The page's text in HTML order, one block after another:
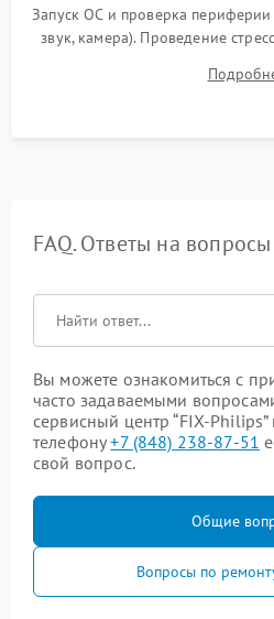
Запуск ОС и проверка периферии
звук, камера). Проведение
для контроля
системы под
FAQ. Ответы на вопросы
Вы можете ознакомиться с
часто задаваемыми
сервисный центр “FIX-
телефону+7 (848) 238-87-51
свой вопрос.
Общие
Вопросы по